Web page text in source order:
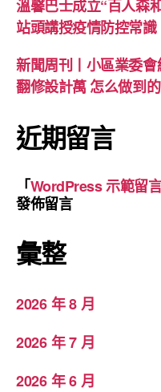
溫馨巴士成立“百人森
站頭講授疫情防控常識
新聞周刊丨小區業委
翻修設計萬 怎么做到
近期留言
「WordPress 示範留
發佈留言
彙整
2026 年 8 月
2026 年 7 月
2026 年 6 月